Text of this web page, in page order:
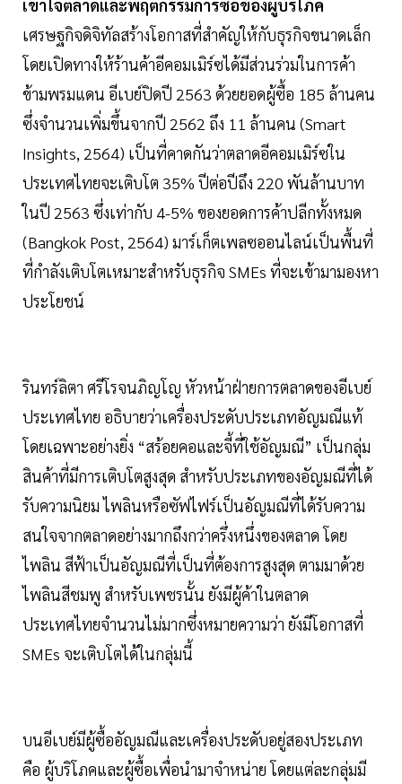
เข้าใจตลาดและพฤติกรรมการซื้อของผู้บริโภค
เศรษฐกิจดิจิทัลสร้างโอกาสที่สำคัญให้กับธุรกิจขนาดเล็ก
โดยเปิดทางให้ร้านค้าอีคอมเมิร์ซได้มีส่วนร่วมในการค้า
ข้ามพรมแดน อีเบย์ปิดปี 2563 ด้วยยอดผู้ซื้อ 185 ล้านคน
ซึ่งจำนวนเพิ่มขึ้นจากปี 2562 ถึง 11 ล้านคน (Smart
Insights, 2564) เป็นที่คาดกันว่าตลาดอีคอมเมิร์ซใน
ประเทศไทยจะเติบโต 35% ปีต่อปีถึง 220 พันล้านบาท
ในปี 2563 ซึ่งเท่ากับ 4-5% ของยอดการค้าปลีกทั้งหมด
(Bangkok Post, 2564) มาร์เก็ตเพลซออนไลน์เป็นพื้นที่
ที่กำลังเติบโตเหมาะสำหรับธุรกิจ SMEs ที่จะเข้ามามองหา
ประโยชน์
รินทร์ลิตา ศรีโรจนภิญโญ หัวหน้าฝ่ายการตลาดของอีเบย์
ประเทศไทย อธิบายว่าเครื่องประดับประเภทอัญมณีแท้
โดยเฉพาะอย่างยิ่ง “สร้อยคอและจี้ที่ใช้อัญมณี” เป็นกลุ่ม
สินค้าที่มีการเติบโตสูงสุด สำหรับประเภทของอัญมณีที่ได้
รับความนิยม ไพลินหรือซัฟไฟร์เป็นอัญมณีที่ได้รับความ
สนใจจากตลาดอย่างมากถึงกว่าครึ่งหนึ่งของตลาด โดย
ไพลิน สีฟ้าเป็นอัญมณีที่เป็นที่ต้องการสูงสุด ตามมาด้วย
ไพลินสีชมพู สำหรับเพชรนั้น ยังมีผู้ค้าในตลาด
ประเทศไทยจำนวนไม่มากซึ่งหมายความว่า ยังมีโอกาสที่
SMEs จะเติบโตได้ในกลุ่มนี้
บนอีเบย์มีผู้ซื้ออัญมณีและเครื่องประดับอยู่สองประเภท
คือ ผู้บริโภคและผู้ซื้อเพื่อนำมาจำหน่าย โดยแต่ละกลุ่มมี